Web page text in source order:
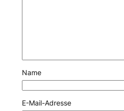
Name
E-Mail-Adresse